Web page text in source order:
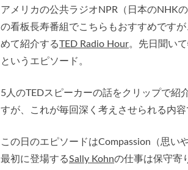
アメリカの公共ラジオNPR（日本のNHK
の看板長寿番組でこちらもおすすめです
めて紹介するTED Radio Hour。先日聞い
というエピソード。
5人のTEDスピーカーの話をクリップで紹
すが、これが毎回深く考えさせられる内容
この日のエピソードはCompassion（思いや
最初に登場するSally Kohnの仕事は保守寄